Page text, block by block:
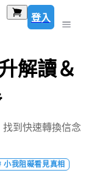
登入
解讀＆
到快速轉換信念
小我阻礙看見真相